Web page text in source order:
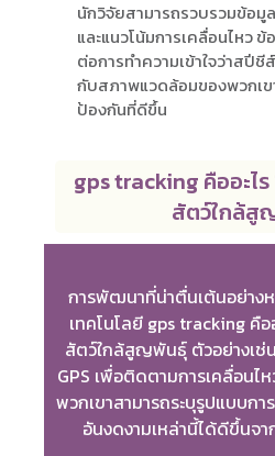
นักวิจัยสามารถรวบรวมข้อมู
และแนวโน้มการเคลื่อนไหว
ต่อการทำความเข้าใจว่าสปี
กับสภาพแวดล้อมของพวกเข
ป้องกันที่ดีขึ้น
gps tracking คืออะไ
สัตว์ใกล้สู
การพัฒนาที่น่าตื่นเต้นอย่างห
เทคโนโลยี gps tracking คื
สัตว์ใกล้สูญพันธุ์ ตัวอย่างเช่
GPS เพื่อติดตามการเคลื่อนไ
พวกเขาสามารถระบุรูปแบบก
อันงดงามเหล่านี้ได้ดีขึ้นจ